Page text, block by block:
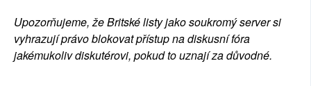
Upozorňujeme, že Britské listy jako soukromý server si
vyhrazují právo blokovat přístup na diskusní fóra
jakémukoliv diskutérovi, pokud to uznají za důvodné.